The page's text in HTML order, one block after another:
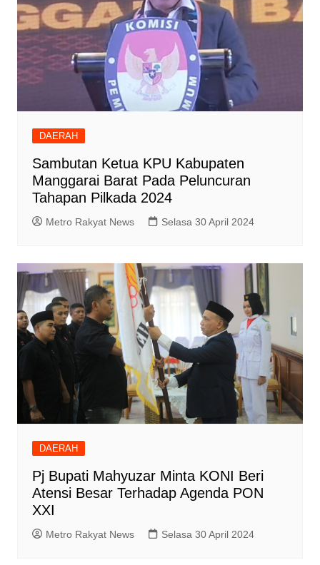
DAERAH
Sambutan Ketua KPU Kabupaten
Manggarai Barat Pada Peluncuran
Tahapan Pilkada 2024
Metro Rakyat News Selasa 30 April 2024
DAERAH
Pj Bupati Mahyuzar Minta KONI Beri
Atensi Besar Terhadap Agenda PON
XXI
Metro Rakyat News Selasa 30 April 2024